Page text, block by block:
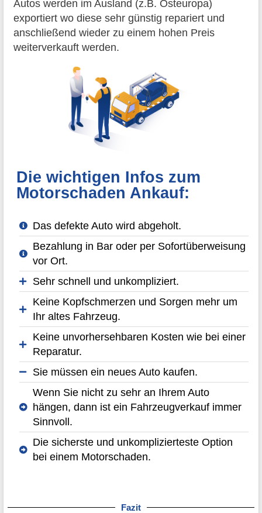
Autos werden im Ausland (z.B. Osteuropa)
exportiert wo diese sehr günstig repariert und
anschließend wieder zu einem hohen Preis
weiterverkauft werden.
Die wichtigen Infos zum
Motorschaden Ankauf:
Das defekte Auto wird abgeholt.
Bezahlung in Bar oder per Sofortüberweisung
vor Ort.
Sehr schnell und unkompliziert.
Keine Kopfschmerzen und Sorgen mehr um
Ihr altes Fahrzeug.
Keine unvorhersehbaren Kosten wie bei einer
Reparatur.
Sie müssen ein neues Auto kaufen.
Wenn Sie nicht zu sehr an Ihrem Auto
hängen, dann ist ein Fahrzeugverkauf immer
Sinnvoll.
Die sicherste und unkomplizierteste Option
bei einem Motorschaden.
Fazit